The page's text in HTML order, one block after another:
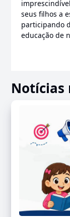
seus filhos a
participando
educação de
Notícias